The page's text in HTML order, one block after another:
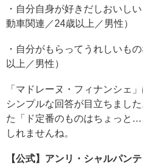
・自分自身が好きだしおいし
動車関連／24歳以上／男性）
・自分がもらってうれしいも
以上／男性）
「マドレーヌ・フィナンシェ
シンプルな回答が目立ちまし
た「ド定番のものはちょっと
しれませんね。
【公式】アンリ・シャルパン